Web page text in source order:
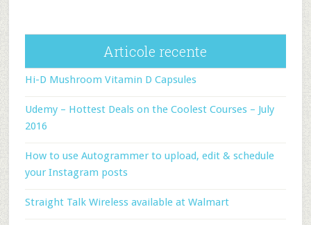
Articole recente
Hi-D Mushroom Vitamin D Capsules
Udemy – Hottest Deals on the Coolest Courses – July
2016
How to use Autogrammer to upload, edit & schedule
your Instagram posts
Straight Talk Wireless available at Walmart